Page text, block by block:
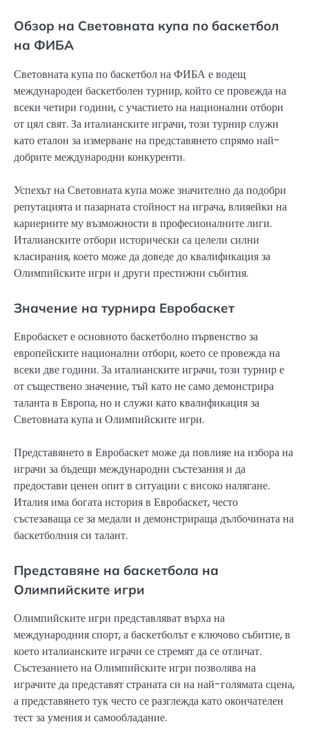
Обзор на Световната купа по баскетбол
на ФИБА
Световната купа по баскетбол на ФИБА е водещ
международен баскетболен турнир, който се провежда на
всеки четири години, с участието на национални отбори
от цял свят. За италианските играчи, този турнир служи
като еталон за измерване на представянето спрямо най-
добрите международни конкуренти.
Успехът на Световната купа може значително да подобри
репутацията и пазарната стойност на играча, влияейки на
кариерните му възможности в професионалните лиги.
Италианските отбори исторически са целели силни
класирания, което може да доведе до квалификация за
Олимпийските игри и други престижни събития.
Значение на турнира Евробаскет
Евробаскет е основното баскетболно първенство за
европейските национални отбори, което се провежда на
всеки две години. За италианските играчи, този турнир е
от съществено значение, тъй като не само демонстрира
таланта в Европа, но и служи като квалификация за
Световната купа и Олимпийските игри.
Представянето в Евробаскет може да повлияе на избора на
играчи за бъдещи международни състезания и да
предостави ценен опит в ситуации с високо налягане.
Италия има богата история в Евробаскет, често
състезаваща се за медали и демонстрираща дълбочината на
баскетболния си талант.
Представяне на баскетбола на
Олимпийските игри
Олимпийските игри представляват върха на
международния спорт, а баскетболът е ключово събитие, в
което италианските играчи се стремят да се отличат.
Състезанието на Олимпийските игри позволява на
играчите да представят страната си на най-голямата сцена,
а представянето тук често се разглежда като окончателен
тест за умения и самообладание.